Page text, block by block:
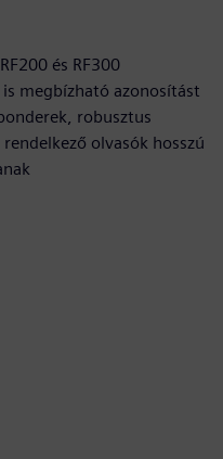
és RF300
megbízható azonosítást
robusztus
olvasók hosszú